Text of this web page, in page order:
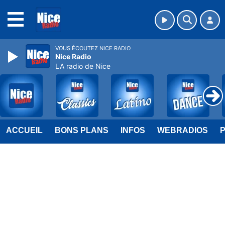
ACCUEIL BONS PLANS INFOS WEBRADIOS
VOUS ÉCOUTEZ NICE RADIO
Nice Radio
LA radio de Nice